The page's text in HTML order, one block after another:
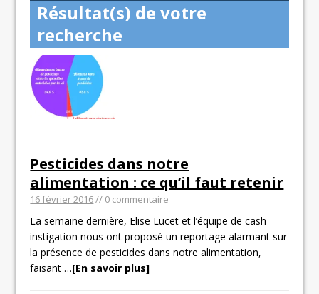
Résultat(s) de votre
recherche
Pesticides dans notre
alimentation : ce qu’il faut retenir
16 février 2016// 0 commentaire
La semaine dernière, Elise Lucet et l’équipe de cash
instigation nous ont proposé un reportage alarmant sur
la présence de pesticides dans notre alimentation,
faisant…[En savoir plus]